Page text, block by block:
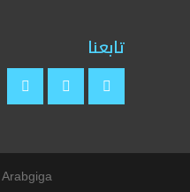
تابعنا
Arabgiga